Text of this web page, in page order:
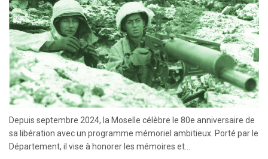
Depuis septembre 2024, la Moselle célèbre le 80e anniversaire de
sa libération avec un programme mémoriel ambitieux. Porté par le
Département, il vise à honorer les mémoires et...